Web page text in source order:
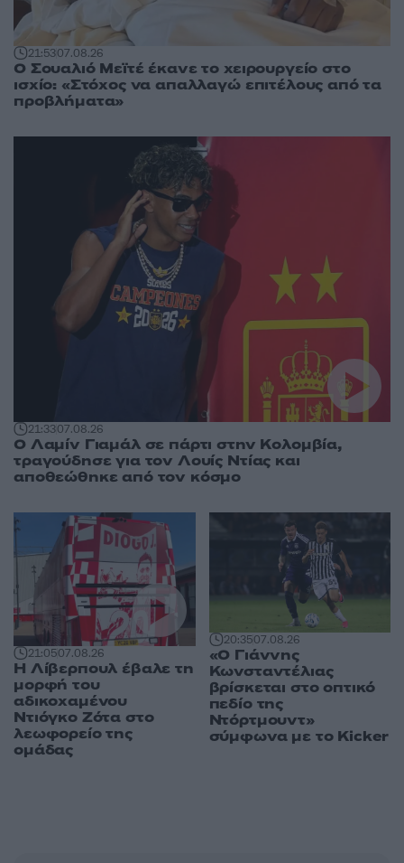
21:5307.08.26
Ο Σουαλιό Μεϊτέ έκανε το χειρουργείο στο
ισχίο: «Στόχος να απαλλαγώ επιτέλους από τα
προβλήματα»
21:3307.08.26
Ο Λαμίν Γιαμάλ σε πάρτι στην Κολομβία,
τραγούδησε για τον Λουίς Ντίας και
αποθεώθηκε από τον κόσμο
21:0507.08.26
Η Λίβερπουλ έβαλε τη
μορφή του
αδικοχαμένου
Ντιόγκο Ζότα στο
λεωφορείο της
ομάδας
20:3507.08.26
«Ο Γιάννης
Κωνσταντέλιας
βρίσκεται στο οπτικό
πεδίο της
Ντόρτμουντ»
σύμφωνα με το Kicker